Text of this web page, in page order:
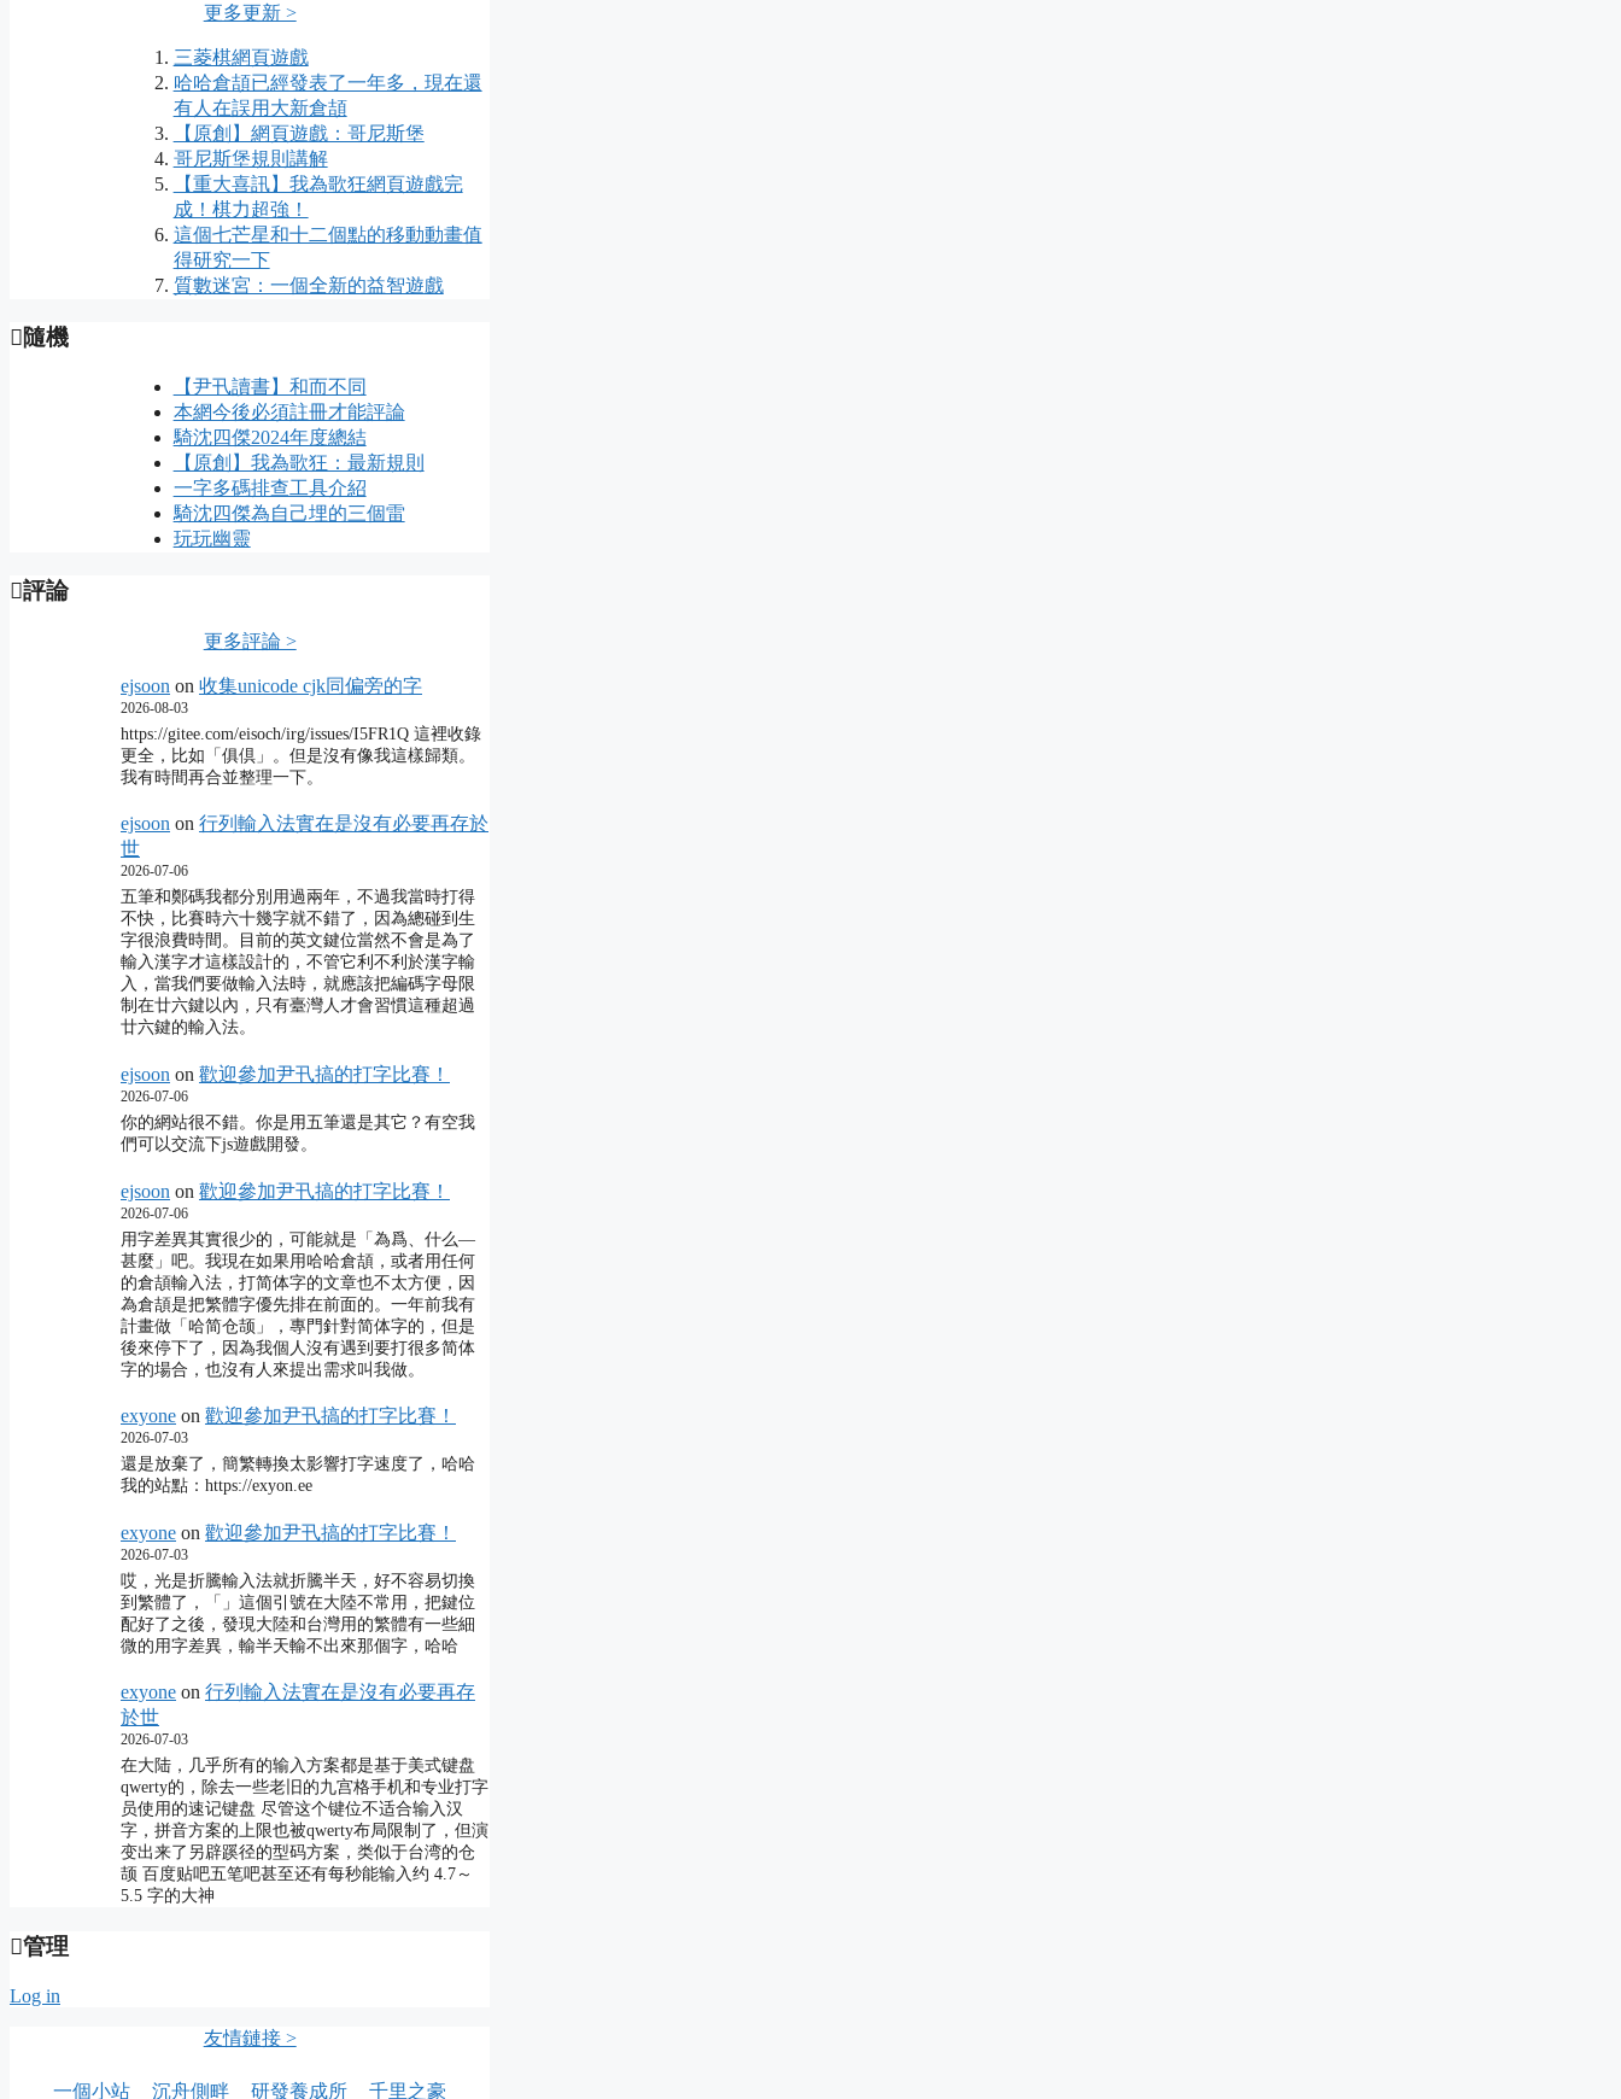
更多更新 >
三菱棋網頁遊戲
哈哈倉頡已經發表了一年多，現在還
有人在誤用大新倉頡
【原創】網頁遊戲：哥尼斯堡
哥尼斯堡規則講解
【重大喜訊】我為歌狂網頁遊戲完
成！棋力超強！
這個七芒星和十二個點的移動動畫值
得研究一下
質數迷宮：一個全新的益智遊戲
隨機
【尹卂讀書】和而不同
本網今後必須註冊才能評論
騎沈四傑2024年度總結
【原創】我為歌狂：最新規則
一字多碼排查工具介紹
騎沈四傑為自己埋的三個雷
玩玩幽靈
評論
更多評論 >
ejsoon on 收集unicode cjk同偏旁的字
2026-08-03
https://gitee.com/eisoch/irg/issues/I5FR1Q 這裡收錄
更全，比如「俱倶」。但是沒有像我這樣歸類。
我有時間再合並整理一下。
ejsoon on 行列輸入法實在是沒有必要再存於
世
2026-07-06
五筆和鄭碼我都分別用過兩年，不過我當時打得
不快，比賽時六十幾字就不錯了，因為總碰到生
字很浪費時間。目前的英文鍵位當然不會是為了
輸入漢字才這樣設計的，不管它利不利於漢字輸
入，當我們要做輸入法時，就應該把編碼字母限
制在廿六鍵以內，只有臺灣人才會習慣這種超過
廿六鍵的輸入法。
ejsoon on 歡迎參加尹卂搞的打字比賽！
2026-07-06
你的網站很不錯。你是用五筆還是其它？有空我
們可以交流下js遊戲開發。
ejsoon on 歡迎參加尹卂搞的打字比賽！
2026-07-06
用字差異其實很少的，可能就是「為爲、什么―
甚麼」吧。我現在如果用哈哈倉頡，或者用任何
的倉頡輸入法，打简体字的文章也不太方便，因
為倉頡是把繁體字優先排在前面的。一年前我有
計畫做「哈简仓颉」，專門針對简体字的，但是
後來停下了，因為我個人沒有遇到要打很多简体
字的場合，也沒有人來提出需求叫我做。
exyone on 歡迎參加尹卂搞的打字比賽！
2026-07-03
還是放棄了，簡繁轉換太影響打字速度了，哈哈
我的站點：https://exyon.ee
exyone on 歡迎參加尹卂搞的打字比賽！
2026-07-03
哎，光是折騰輸入法就折騰半天，好不容易切換
到繁體了，「」這個引號在大陸不常用，把鍵位
配好了之後，發現大陸和台灣用的繁體有一些細
微的用字差異，輸半天輸不出來那個字，哈哈
exyone on 行列輸入法實在是沒有必要再存
於世
2026-07-03
在大陆，几乎所有的输入方案都是基于美式键盘
qwerty的，除去一些老旧的九宫格手机和专业打字
员使用的速记键盘 尽管这个键位不适合输入汉
字，拼音方案的上限也被qwerty布局限制了，但演
变出来了另辟蹊径的型码方案，类似于台湾的仓
颉 百度贴吧五笔吧甚至还有每秒能输入约 4.7～
5.5 字的大神
管理
Log in
友情鏈接 >
一個小站 沉舟側畔 研發養成所 千里之豪